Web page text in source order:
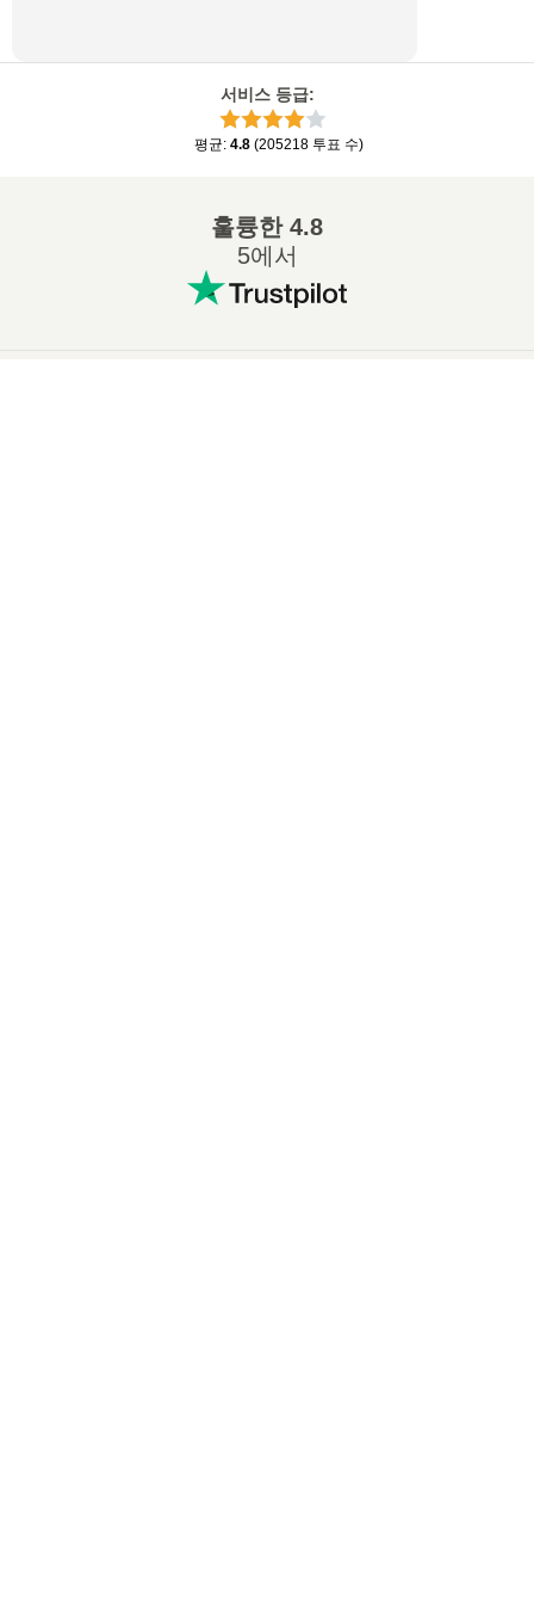
서비스 등급:
평균: 4.8 (205218 투표 수)
훌륭한4.8
5에서